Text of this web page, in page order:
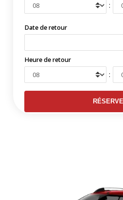
:
Date de retour
Heure de retour
: